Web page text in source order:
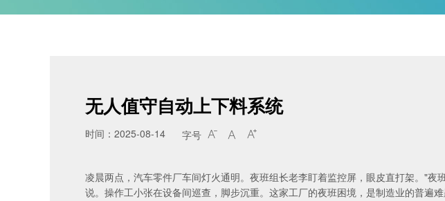
无人值守自动上下料系统
时间：2025-08-14 字号   
凌晨两点，汽车零件厂车间灯火通明。夜班组长老李盯着监控屏，眼皮直打架。"夜
说。操作工小张在设备间巡查，脚步沉重。这家工厂的夜班困境，是制造业的普遍难